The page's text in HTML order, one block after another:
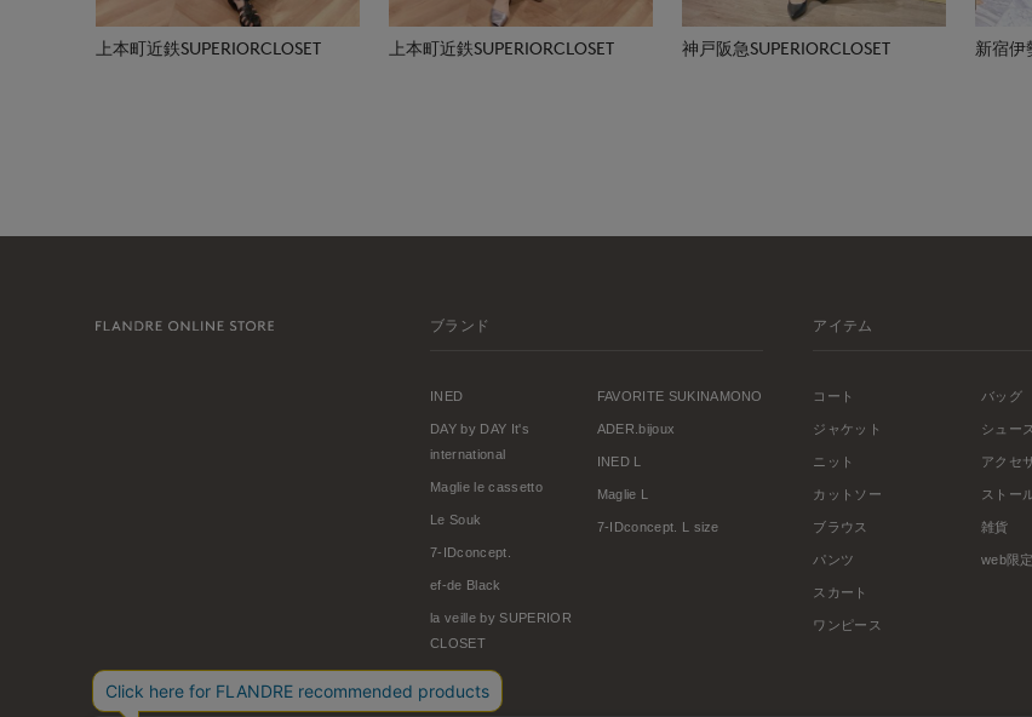
上本町近鉄SUPERIORCLOSET 上本町近鉄SUPERIORCLOSET 神戸阪急SUPERIORCLOSET 新宿伊
ブランド
INED
DAY by DAY It's
international
Maglie le cassetto
Le Souk
7-IDconcept.
ef-de Black
la veille by SUPERIOR
CLOSET
FAVORITE SUKINAMONO
ADER.bijoux
INED L
Maglie L
7-IDconcept. L size
アイテム
コート
ジャケット
ニット
カットソー
ブラウス
パンツ
スカート
ワンピース
バッグ
シュー
アクセ
ストー
雑貨
web限定